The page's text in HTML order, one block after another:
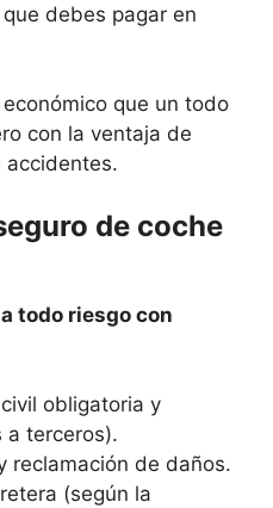
debes pagar en
que un todo
con la ventaja de
accidentes.
de coche
todo riesgo con
obligatoria y
a terceros).
reclamación de daños.
(según la